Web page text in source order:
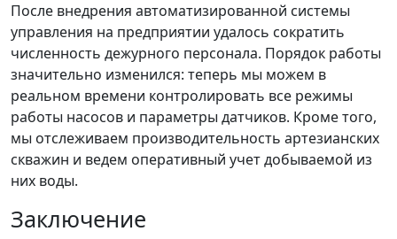
После внедрения автоматизированной системы
управления на предприятии удалось сократить
численность дежурного персонала. Порядок работы
значительно изменился: теперь мы можем в
реальном времени контролировать все режимы
работы насосов и параметры датчиков. Кроме того,
мы отслеживаем производительность артезианских
скважин и ведем оперативный учет добываемой из
них воды.
Заключение